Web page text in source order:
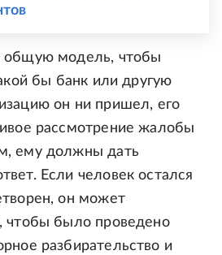
общую модель, чтобы
бы банк или другую
он ни пришел, его
рассмотрение жалобы
ему должны дать
Если человек остался
он может
чтобы было проведено
разбирательство и